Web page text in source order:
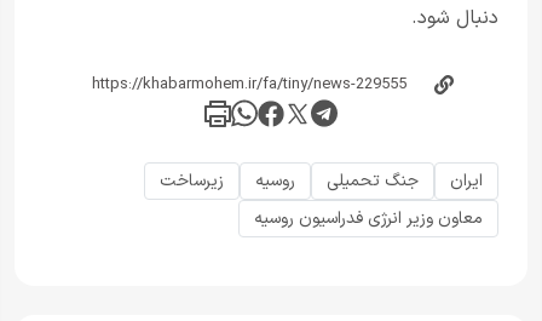
دنبال شود.
ایران جنگ تحمیلی روسیه
زیرساخت
معاون وزیر انرژی فدراسیون روسیه